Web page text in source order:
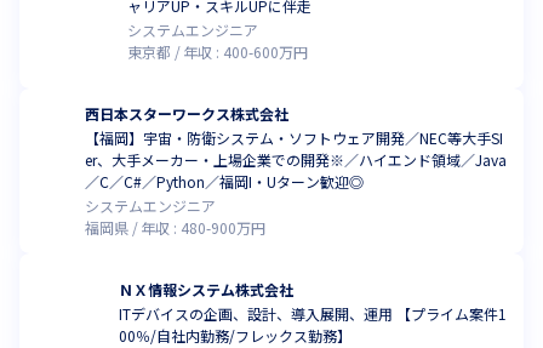
ャリアUP・スキルUPに伴走
システムエンジニア
東京都
年収 : 400-600万円
西日本スターワークス株式会社
【福岡】宇宙・防衛システム・ソフトウェア開発／NEC等大手SI
er、大手メーカー・上場企業での開発※／ハイエンド領域／Java
／C／C#／Python／福岡I・Uターン歓迎◎
システムエンジニア
福岡県
年収 : 480-900万円
ＮＸ情報システム株式会社
ITデバイスの企画、設計、導入展開、運用 【プライム案件1
00％/自社内勤務/フレックス勤務】